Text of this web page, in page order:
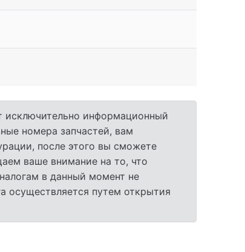
исключительно информационный
номера запчастей, вам
после этого вы сможете
ваше внимание на то, что
в данный момент не
осуществляется путем открытия